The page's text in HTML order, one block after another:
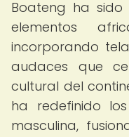
Boateng ha sido
elementos
incorporando
audaces que
cultural del
ha redefinido
masculina,